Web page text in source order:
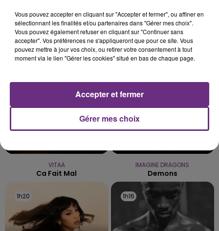
s'est avéré être plus précoce que prévu,
l'inspection du Travail en profite pour rappeler
les conditions de...
TITRES DIFFUSÉS
VITAA
Ca Fait Mal
IMAGINE DRAGONS
Demons
1h20
1h20 1h16
1h16
Vous pouvez accepter en cliquant sur "Accepter et fermer", ou affiner en
sélectionnant les finalités et/ou partenaires dans "Gérer mes choix".
Vous pouvez également refuser en cliquant sur "Continuer sans
accepter". Vos préférences ne s'appliqueront que pour ce site. Vous
pouvez mettre à jour vos choix, ou retirer votre consentement à tout
moment via le lien "Gérer les cookies" situé en bas de chaque page.
Gérer mes choix
Accepter et fermer